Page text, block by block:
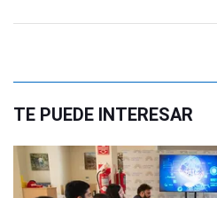
TE PUEDE INTERESAR